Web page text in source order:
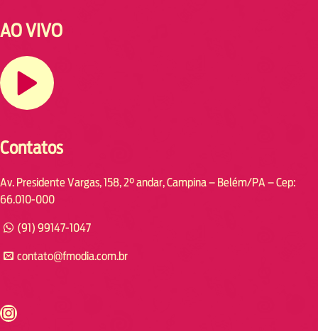
AO VIVO
Contatos
Av. Presidente Vargas, 158, 2° andar, Campina – Belém/PA – Cep:
66.010-000
(91) 99147-1047
contato@fmodia.com.br
https://www.instagram.com/fmodia.cabofrio/